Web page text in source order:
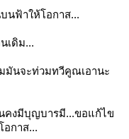
นฟ้าให้โอกาส...
เดิม...
มันจะท่วมทวีคูณเอานะ
คงมีบุญบารมี...ขอแก้ไข
กาส...